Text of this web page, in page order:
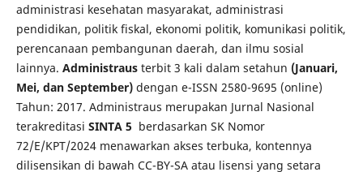
administrasi kesehatan masyarakat, administrasi
pendidikan, politik fiskal, ekonomi politik, komunikasi politik,
perencanaan pembangunan daerah, dan ilmu sosial
lainnya. Administrausterbit 3 kali dalam setahun (Januari,
Mei, dan September)dengan e-ISSN 2580-9695 (online)
Tahun: 2017. Administraus merupakan Jurnal Nasional
terakreditasi SINTA 5 berdasarkan SK Nomor
72/E/KPT/2024 menawarkan akses terbuka, kontennya
dilisensikan di bawah CC-BY-SA atau lisensi yang setara